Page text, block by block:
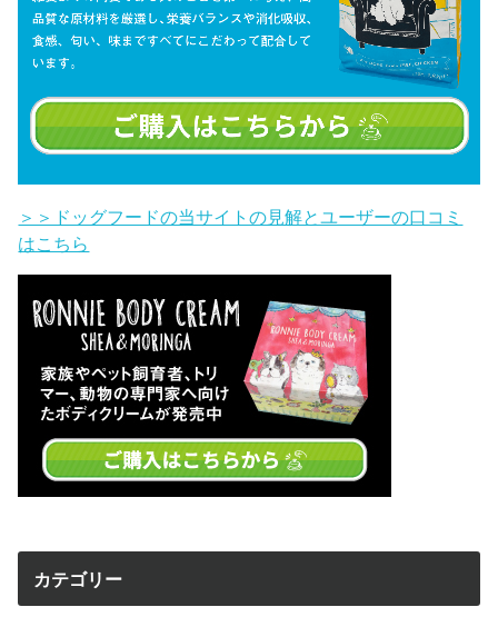
＞＞ドッグフードの当サイトの見解とユーザーの口コミ
はこちら
カテゴリー